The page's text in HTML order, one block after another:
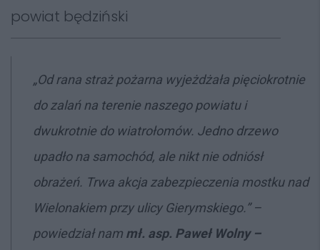
powiat będziński
„Od rana straż pożarna wyjeżdżała pięciokrotnie
do zalań na terenie naszego powiatu i
dwukrotnie do wiatrołomów. Jedno drzewo
upadło na samochód, ale nikt nie odniósł
obrażeń. Trwa akcja zabezpieczenia mostku nad
Wielonakiem przy ulicy Gierymskiego.” –
powiedział nam mł. asp. Paweł Wolny –